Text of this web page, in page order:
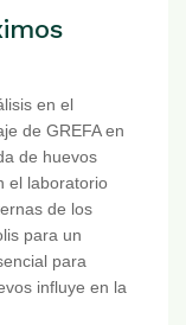
en el
de GREFA en
de huevos
el laboratorio
de los
para un
para
influye en la